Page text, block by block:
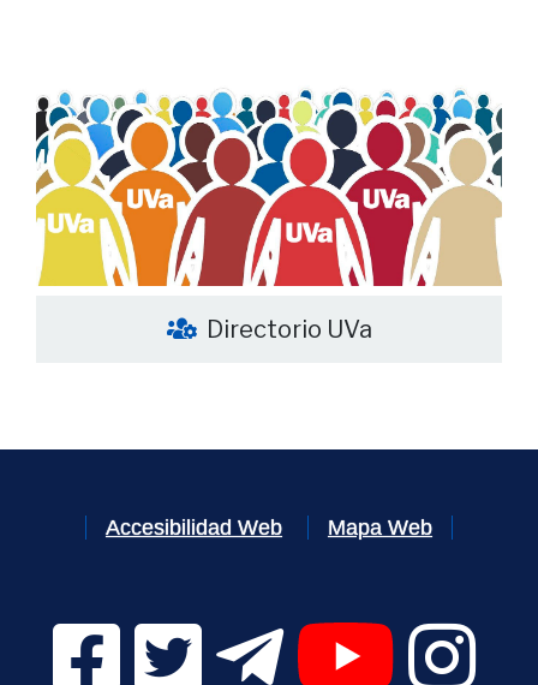
Directorio UVa
Accesibilidad Web Mapa Web
Facebook Digital UVa (se abrirá en una nueva
Twitter Digital UVa (se abrirá en una
Telegram Digital UVa (se
YouTube Digital